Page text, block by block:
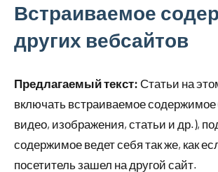
Встраиваемое
других вебсайтов
Предлагаемый текст: Статьи на
включать встраиваемое
видео, изображения, статьи и др.),
содержимое ведет себя так же, как
посетитель зашел на другой сайт.